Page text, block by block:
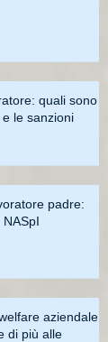
quali sono i
le sanzioni
padre:
aziendale:
di più alle